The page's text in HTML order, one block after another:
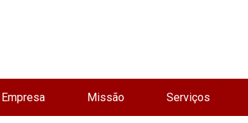
Empresa Missão Serviços